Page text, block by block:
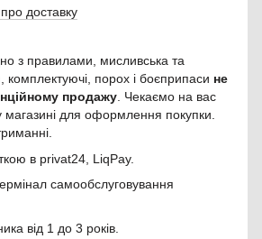
доставку
з правилами, мисливська та
комплектуючі, порох і боєприпаси не
продажу. Чекаємо на вас
для оформлення покупки.
в privat24, LiqPay.
самообслуговування
від 1 до 3 років.